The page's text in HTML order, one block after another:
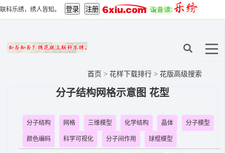
联科乐绣，绣人皆知。
首页 > 花样下载排行 > 花版高级搜索
分子结构网格示意图 花型
分子结构 网格 三维模型 化学结构 晶体 分子模型
颜色编码 科学可视化 分子间作用 球棍模型